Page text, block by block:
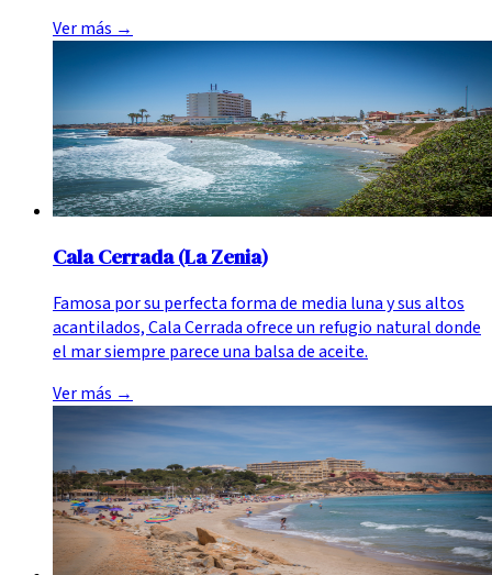
Ver más →
Cala Cerrada (La Zenia)
Famosa por su perfecta forma de media luna y sus altos
acantilados, Cala Cerrada ofrece un refugio natural donde
el mar siempre parece una balsa de aceite.
Ver más →